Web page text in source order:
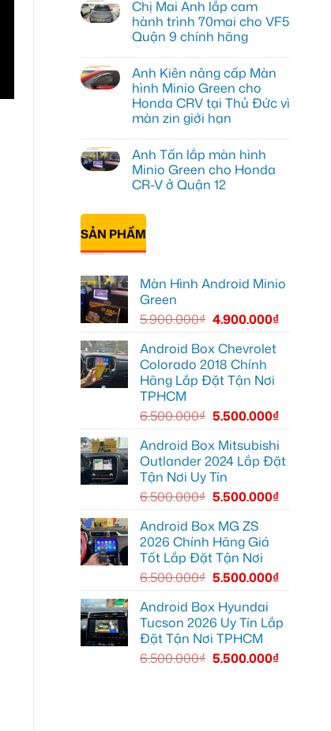
hình
Zestech
ô
tô
Quận
Thủ
Đức
bình
luận
ở
Anh
Android
Box
ô
tô
cho
Honda
Quận
12
Chị Mai Anh lắp cam
hành trình 70mai cho VF5
Quận 9 chính hãng
bình
luận
ở
Chị
Mai
Anh
hành
trình
70mai
cho
9
chính
hãng
Anh Kiên nâng cấp Màn
hình Minio Green cho
Honda CRV tại Thủ Đức vì
màn zin giới hạn
bình
luận
ở
Anh
cấp
Màn
hình
Honda
CRV
tại
Thủ
Đức
zin
giới
hạn
Anh Tấn lắp màn hình
Minio Green cho Honda
CR-V ở Quận 12
có
luận
ở
Anh
màn
hình
Minio
Green
cho
CR-
Quận
SẢN PHẨM
Màn Hình Android Minio
Green
5.900.000₫ 4.900.000₫
Android Box Chevrolet
Colorado 2018 Chính
Hãng Lắp Đặt Tận Nơi
TPHCM
6.500.000₫ 5.500.000₫
Android Box Mitsubishi
Outlander 2024 Lắp Đặt
Tận Nơi Uy Tín
6.500.000₫ 5.500.000₫
Android Box MG ZS
2026 Chính Hãng Giá
Tốt Lắp Đặt Tận Nơi
6.500.000₫ 5.500.000₫
Android Box Hyundai
Tucson 2026 Uy Tín Lắp
Đặt Tận Nơi TPHCM
6.500.000₫ 5.500.000₫